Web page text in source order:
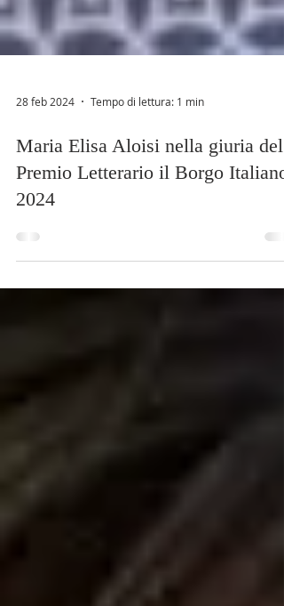
28 feb 2024 Tempo di lettura: 1 min
Maria Elisa Aloisi nella giuria del
Premio Letterario il Borgo Italiano
2024